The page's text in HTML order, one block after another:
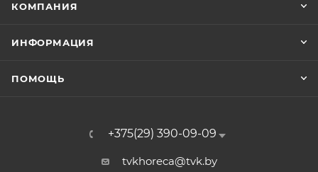
КОМПАНИЯ
ИНФОРМАЦИЯ
ПОМОЩЬ
+375(29) 390-09-09
tvkhoreca@tvk.by